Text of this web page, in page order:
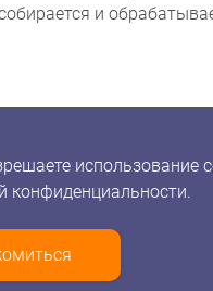
и
использование
конфиденциальности.